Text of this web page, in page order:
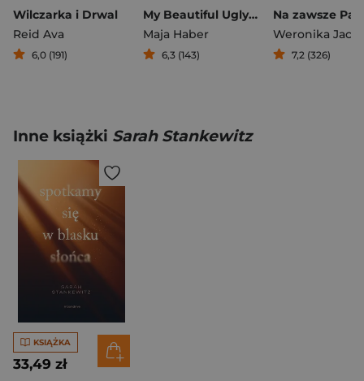
Wilczarka i Drwal
Reid Ava
6,0 (191)
My Beautiful Ugly Love
Maja Haber
6,3 (143)
Na zawsze
7,2 (326)
Inne książki Sarah Stankewitz
KSIĄŻKA
33,49 zł